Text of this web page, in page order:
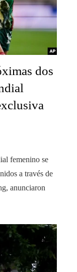
dos
femenino se
a través de
anunciaron